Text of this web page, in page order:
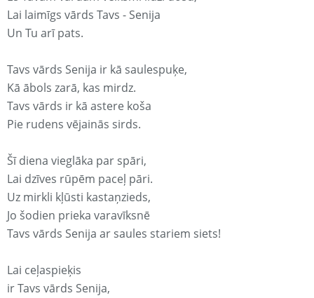
Lai laimīgs vārds Tavs - Senija
Un Tu arī pats.
Tavs vārds Senija ir kā saulespuķe,
Kā ābols zarā, kas mirdz.
Tavs vārds ir kā astere koša
Pie rudens vējainās sirds.
Šī diena vieglāka par spāri,
Lai dzīves rūpēm paceļ pāri.
Uz mirkli kļūsti kastaņzieds,
Jo šodien prieka varavīksnē
Tavs vārds Senija ar saules stariem siets!
Lai ceļaspieķis
ir Tavs vārds Senija,